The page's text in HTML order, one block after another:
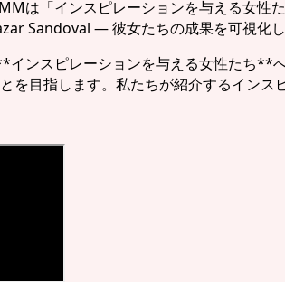
は「インスピレーションを与える女
Sandoval — 彼女たちの成果を可視化し
ンスピレーションを与える女性たち**
を目指します。私たちが紹介するイン